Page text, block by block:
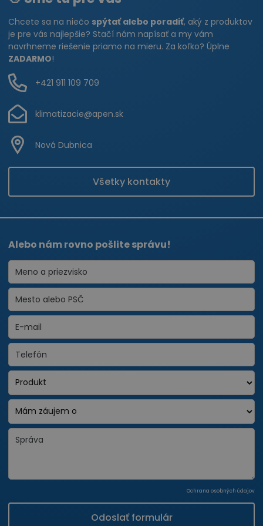
Chcete sa na niečo spýtať alebo poradiť, aký z produktov
je pre vás najlepšie? Stačí nám napísať a my vám
navrhneme riešenie priamo na mieru. Za koľko? Úplne
ZADARMO!
+421 911 109 709
klimatizacie@apen.sk
Nová Dubnica
Všetky kontakty
Alebo nám rovno pošlite správu!
Ochrana osobných údajov
Odoslať formulár